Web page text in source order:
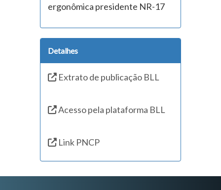
ergonômica presidente NR-17
Detalhes
Extrato de publicação BLL
Acesso pela plataforma BLL
Link PNCP